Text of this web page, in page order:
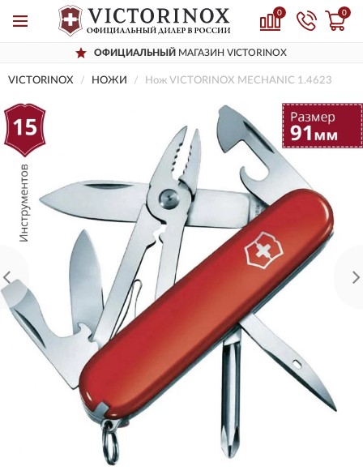
0 0
ОФИЦИАЛЬНЫЙ МАГАЗИН VICTORINOX
VICTORINOX НОЖИ Нож VICTORINOX MECHANIC 1.4623